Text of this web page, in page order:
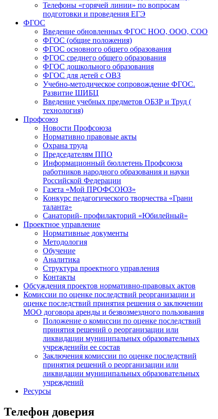
Телефоны «горячей линии» по вопросам
подготовки и проведения ЕГЭ
ФГОС
Введение обновленных ФГОС НОО, ООО, СОО
ФГОС (общие положения)
ФГОС основного общего образования
ФГОС среднего общего образования
ФГОС дошкольного образования
ФГОС для детей с ОВЗ
Учебно-методическое сопровождение ФГОС.
Развитие ШИБЦ
Введение учебных предметов ОБЗР и Труд (
технология)
Профсоюз
Новости Профсоюза
Нормативно правовые акты
Охрана труда
Председателям ППО
Информационный бюллетень Профсоюза
работников народного образования и науки
Российской Федерации
Газета «Мой ПРОФСОЮЗ»
Конкурс педагогического творчества «Грани
таланта»
Санаторий- профилакторий «Юбилейный»
Проектное управление
Нормативные документы
Методология
Обучение
Аналитика
Структура проектного управления
Контакты
Обсуждения проектов нормативно-правовых актов
Комиссии по оценке последствий реорганизации и
оценке последствий принятия решения о заключении
МОО договора аренды и безвозмездного пользования
Положение о комиссии по оценке последствий
принятия решений о реорганизации или
ликвидации муниципальных образовательных
учрежденийи ее состав
Заключения комиссии по оценке последствий
принятия решений о реорганизации или
ликвидации муниципальных образовательных
учреждений
Ресурсы
Телефон доверия